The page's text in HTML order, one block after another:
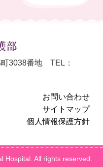
町3038番地 TEL：
お問い合わせ
サイトマップ
個人情報保護方針
Hospital. All rights reserved.